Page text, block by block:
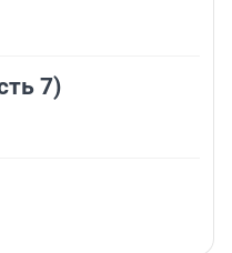
7)